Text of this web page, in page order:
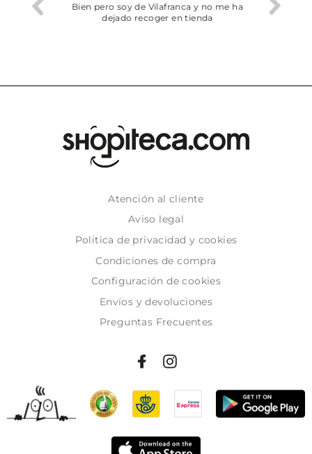
trobat
Bien pero soy de Vilafranca y no me ha
dejado recoger en tienda
Atención al cliente
Aviso legal
Politica de privacidad y cookies
Condiciones de compra
Configuración de cookies
Envíos y devoluciones
Preguntas Frecuentes